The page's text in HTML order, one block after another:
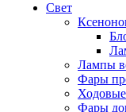
Свет
Лампы
Фары
Фары